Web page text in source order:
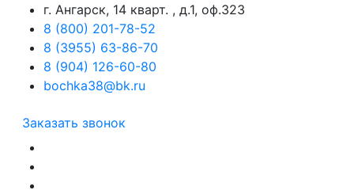
г. Ангарск, 14 кварт. , д.1, оф.323
8 (800) 201-78-52
8 (3955) 63-86-70
8 (904) 126-60-80
bochka38@bk.ru
Заказать звонок